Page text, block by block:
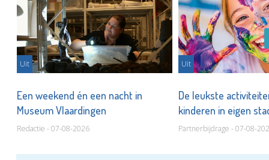
Uit
Een weekend én een nacht in
Museum Vlaardingen
Redactie - 07-08-2026
Uit
De leukste
kinderen in eigen
Partnerbijdrage - 07-08-